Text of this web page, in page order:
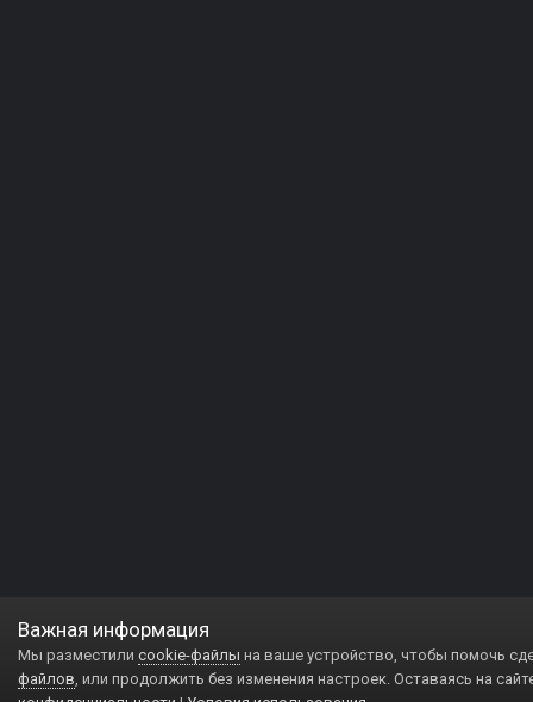
Важная информация
Мы разместили cookie-файлы на ваше устройство, чтобы помочь
файлов, или продолжить без изменения настроек. Оставаясь на